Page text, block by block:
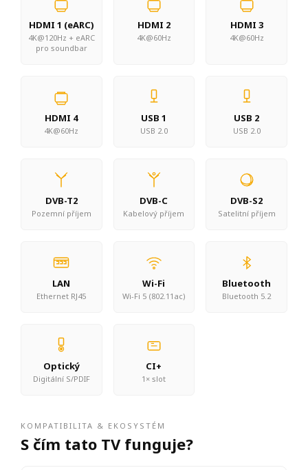
HDMI 1 (eARC)
4K@120Hz + eARC
pro soundbar
HDMI 2
4K@60Hz
HDMI 3
4K@60Hz
HDMI 4
4K@60Hz
USB 1
USB 2.0
USB 2
USB 2.0
DVB-T2
Pozemní příjem
DVB-C
Kabelový příjem
DVB-S2
Satelitní příjem
LAN
Ethernet RJ45
Wi-Fi
Wi-Fi 5 (802.11ac)
Bluetooth
Bluetooth 5.2
Optický
Digitální S/PDIF
CI+
1× slot
KOMPATIBILITA & EKOSYSTÉM
S čím tato TV funguje?